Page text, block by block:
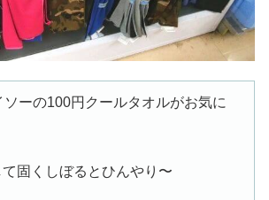
ソーの100円クールタオルがお気に
固くしぼるとひんやり〜